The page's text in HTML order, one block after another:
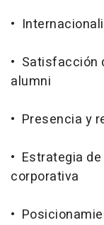
•
• Satisfacción
alumni
• Presencia y
• Estrategia
corporativa
•